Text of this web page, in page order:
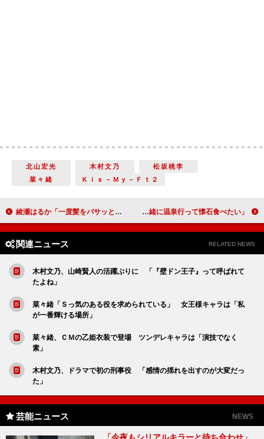
北山宏光 木村文乃
松坂桃李
菜々緒
Ｋｉｓ－Ｍｙ－Ｆｔ２
綾瀬はるか「一度髪をバサッと切ってみたい」 ＣＭで１６歳の自分と“共演” 多部未華子、愛犬との生活語る 「一緒に温泉行って懐石食べたい」
関連ニュース RELATED NEWS
木村文乃、山崎賢人の活躍ぶりに 「『壁ドン王子』って呼ばれて
たよね」
菜々緒「Ｓっ気のある役を求められている」 女王様キャラは「私
が一番輝ける場所」
菜々緒、ＣＭの乙姫衣装で登場 ツンデレキャラは「演技でなく
素」
木村文乃、ドラマで初の刑事役 「感情の揺れを出すのが大変だっ
た」
芸能ニュース NEWS